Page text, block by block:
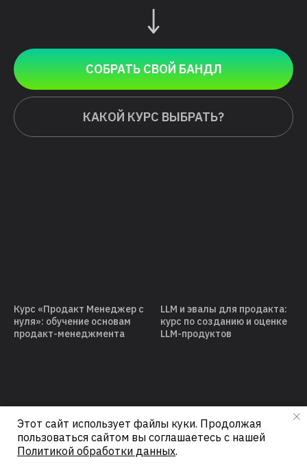
СОБРАТЬ СВОЙ БАНДЛ
КАКОЙ КУРС ВЫБРАТЬ?
Курс «Продакт Менеджер с
нуля»: обучение основам
продакт-менеджмента
LLM и эвалы для продакта:
курс по созданию и оценке
LLM-продуктов
Этот сайт использует файлы куки. Продолжая
пользоваться сайтом вы соглашаетесь с нашей
Политикой обработки данных.